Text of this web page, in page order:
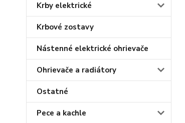
Krby elektrické
Krbové zostavy
Nástenné elektrické ohrievače
Ohrievače a radiátory
Ostatné
Pece a kachle